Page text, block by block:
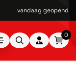
vandaag geopend
0